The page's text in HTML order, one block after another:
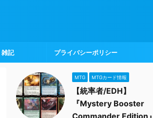
雑記 プライバシーポリシー
MTG MTGカード情報
【統率者/EDH】
『Mystery Booster
Commander Edition』